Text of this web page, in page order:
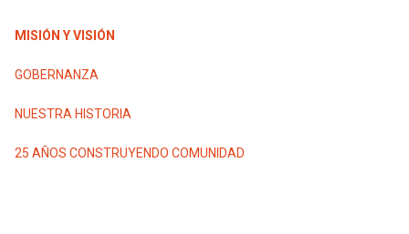
cuenta
Mobile]
Menú
la
navegación
MISIÓN Y VISIÓN
GOBERNANZA
NUESTRA HISTORIA
25 AÑOS CONSTRUYENDO COMUNIDAD